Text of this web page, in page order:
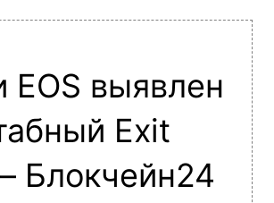
EOS выявлен
Exit
Блокчейн24